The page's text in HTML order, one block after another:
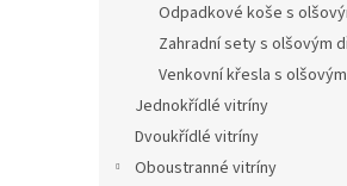
Odpadkové koše s
Zahradní sety s olšovým
Venkovní křesla s
Jednokřídlé vitríny
Dvoukřídlé vitríny
Oboustranné vitríny